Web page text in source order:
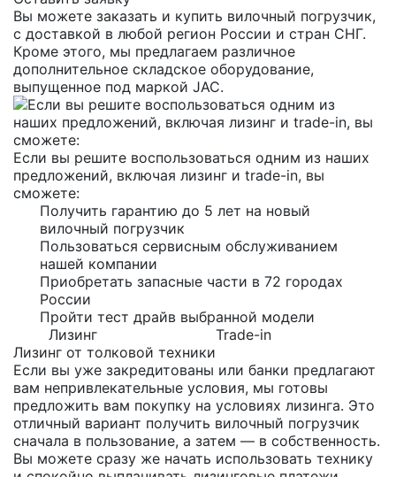
Вы можете заказать и купить вилочный погрузчик,
с доставкой в любой регион России и стран СНГ.
Кроме этого, мы предлагаем различное
дополнительное складское оборудование,
выпущенное под маркой JAC.
Если вы решите воспользоваться одним из наших
предложений, включая лизинг и trade-in, вы
сможете:
Получить гарантию до 5 лет на новый
вилочный погрузчик
Пользоваться сервисным обслуживанием
нашей компании
Приобретать запасные части в 72 городах
России
Пройти тест драйв выбранной модели
Лизинг
Trade-in
Лизинг от толковой техники
Если вы уже закредитованы или банки предлагают
вам непривлекательные условия, мы готовы
предложить вам покупку на условиях лизинга. Это
отличный вариант получить вилочный погрузчик
сначала в пользование, а затем — в собственность.
Вы можете сразу же начать использовать технику